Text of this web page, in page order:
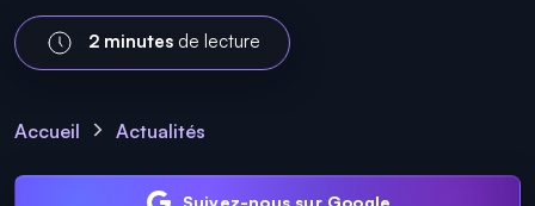
2 minutesde lecture
Accueil Actualités